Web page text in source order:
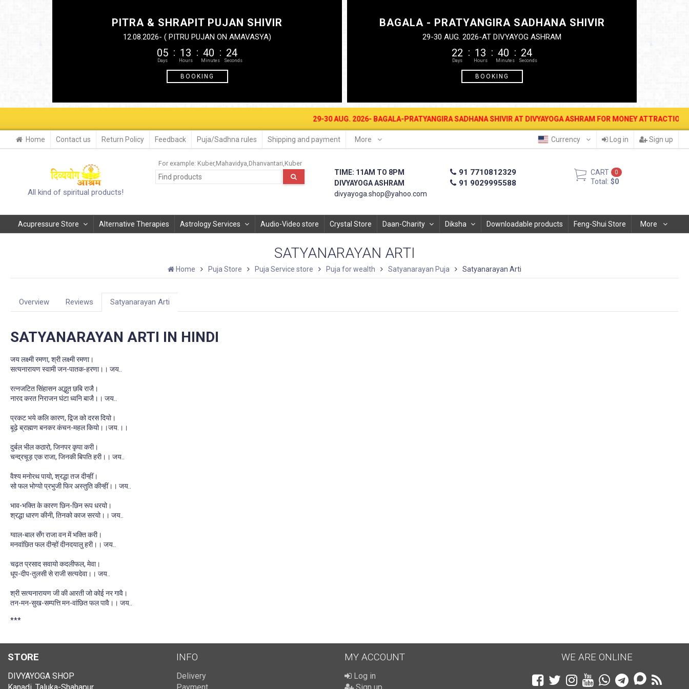
PITRA & SHRAPIT PUJAN SHIVIR
12.08.2026- ( PITRU PUJAN ON AMAVASYA)
05 13 40 24
BOOKING
BAGALA - PRATYANGIRA SADHANA SHIVIR
29-30 AUG. 2026-AT DIVYAYOG ASHRAM
22 13 40 24
BOOKING
29-30 AUG. 2026- BAGALA-PRATYANGIRA SADHANA SHIVIR AT DIVYAYOGA ASHRAM FOR MONEY ATTRACTION,
Home Contact us Return Policy Feedback Puja/Sadhna rules Shipping and payment More Currency Log in Sign up
All kind of spiritual products!
For example: Kuber Mahavidya Dhanvantari Kuber
TIME: 11AM TO 8PM
DIVYAYOGA ASHRAM
divyayoga.shop@yahoo.com
91 7710812329
91 9029995588
CART 0
Total: $0
Acupressure Store Alternative Therapies Astrology Services Audio-Video store Crystal Store Daan-Charity Diksha Downloadable products Feng-Shui Store More
SATYANARAYAN ARTI
Home Puja Store Puja Service store Puja for wealth Satyanarayan Puja Satyanarayan Arti
Overview Reviews Satyanarayan Arti
SATYANARAYAN ARTI IN HINDI
जय लक्ष्मी रमणा, श्री लक्ष्मी रमणा।
सत्यनारायण स्वामी जन-पातक-हरणा।। जय..
रत्नजटित सिंहासन अद्भुत छबि राजै।
नारद करत निराजन घंटा ध्वनि बाजै।। जय..
प्रकट भये कलि कारण, द्विज को दरस दियो।
बूढ़े ब्राह्मण बनकर कंचन-महल कियो।।जय.।।
दुर्बल भील कठारो, जिनपर कृपा करी।
चन्द्रचूड़ एक राजा, जिनकी बिपति हरी।। जय..
वैश्य मनोरथ पायो, श्रद्धा तज दीन्हीं।
सो फल भोग्यो प्रभुजी फिर अस्तुति कीन्हीं।। जय..
भाव-भक्ति के कारण छिन-छिन रूप धरयो।
श्रद्धा धारण कीनी, तिनको काज सरयो।। जय..
ग्वाल-बाल सँग राजा वन में भक्ति करी।
मनवांछित फल दीन्हों दीनदयालु हरी।। जय..
चढ़त प्रसाद सवायो कदलीफल, मेवा।
धूप-दीप-तुलसी से राजी सत्यदेवा।। जय..
श्री सत्यनारायण जी की आरती जो कोई नर गावै।
तन-मन-सुख-सम्पत्ति मन-वांछित फल पावै।। जय..
***
STORE
DIVYAYOGA SHOP
INFO
Delivery
MY ACCOUNT
Log in
WE ARE ONLINE